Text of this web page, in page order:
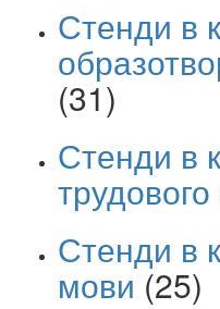
Стенди в
(31)
Стенди в
Стенди в
мови (25)